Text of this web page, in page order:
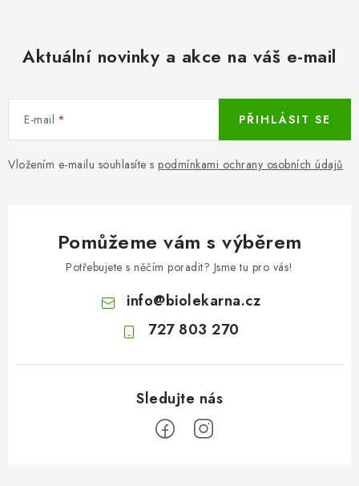
Aktuální novinky a akce na váš e-mail
E-mail
Vložením e-mailu souhlasíte s podmínkami ochrany osobních údajů
PŘIHLÁSIT SE
Pomůžeme vám s výběrem
Potřebujete s něčím poradit? Jsme tu pro vás!
info@biolekarna.cz
727 803 270